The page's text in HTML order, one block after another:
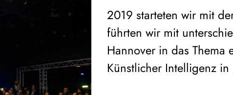
2019 starteten wir mit
führten wir mit
Hannover in das Thema
Künstlicher Intelligenz